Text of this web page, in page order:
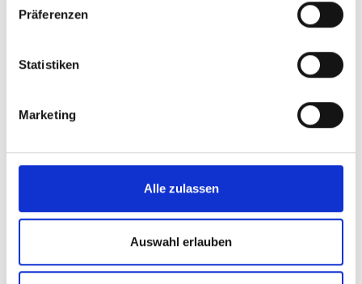
Präferenzen
Statistiken
Marketing
Alle zulassen
Auswahl erlauben